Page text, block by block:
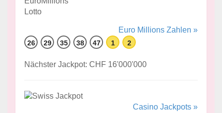
Euro Millions Zahlen »
26 29 35 38 47 1 2
Nächster Jackpot: CHF 16'000'000
Casino Jackpots »